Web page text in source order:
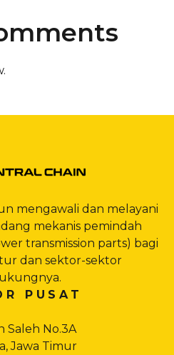
mengawali dan melayani
mekanis pemindah
transmission parts) bagi
dan sektor-sektor
PUSAT
Saleh No.3A
Jawa Timur